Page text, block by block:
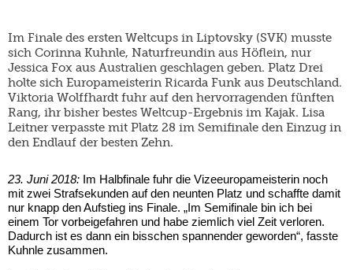
Im Finale des ersten Weltcups in Liptovsky (SVK) musste
sich Corinna Kuhnle, Naturfreundin aus Höflein, nur
Jessica Fox aus Australien geschlagen geben. Platz Drei
holte sich Europameisterin Ricarda Funk aus Deutschland.
Viktoria Wolffhardt fuhr auf den hervorragenden fünften
Rang, ihr bisher bestes Weltcup-Ergebnis im Kajak. Lisa
Leitner verpasste mit Platz 28 im Semifinale den Einzug in
den Endlauf der besten Zehn.
23. Juni 2018: Im Halbfinale fuhr die Vizeeuropameisterin noch
mit zwei Strafsekunden auf den neunten Platz und schaffte damit
nur knapp den Aufstieg ins Finale. „Im Semifinale bin ich bei
einem Tor vorbeigefahren und habe ziemlich viel Zeit verloren.
Dadurch ist es dann ein bisschen spannender geworden“, fasste
Kuhnle zusammen.